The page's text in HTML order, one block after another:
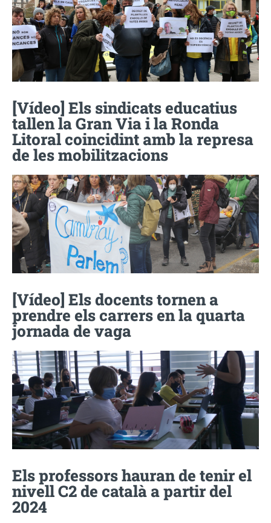
[Vídeo] Els sindicats educatius
tallen la Gran Via i la Ronda
Litoral coincidint amb la represa
de les mobilitzacions
[Vídeo] Els docents tornen a
prendre els carrers en la quarta
jornada de vaga
Els professors hauran de tenir el
nivell C2 de català a partir del
2024